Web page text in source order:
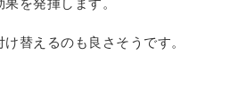
替えるのも良さそうです。